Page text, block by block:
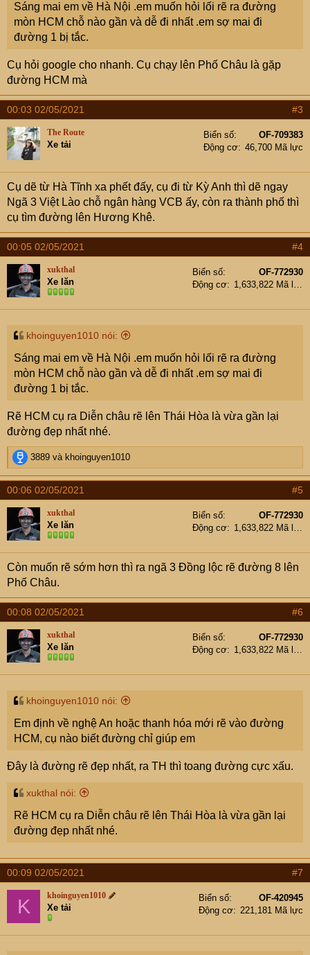
Sáng mai em về Hà Nội .em muốn hỏi lối rẽ ra đường
mòn HCM chỗ nào gần và dễ đi nhất .em sợ mai đi
đường 1 bị tắc.
Cụ hỏi google cho nhanh. Cụ chạy lên Phố Châu là gặp
đường HCM mà
00:03 02/05/2021 #3
The Route
Xe tải
Biển số
OF-709383
Động cơ
46,700 Mã lực
Cụ dẽ từ Hà Tĩnh xa phết đấy, cụ đi từ Kỳ Anh thì dẽ ngay
Ngã 3 Việt Lào chỗ ngân hàng VCB ấy, còn ra thành phố thì
cụ tìm đường lên Hương Khê.
00:05 02/05/2021 #4
xukthal
Xe lăn
Biển số
OF-772930
Động cơ
1,633,822 Mã lực
khoinguyen1010 nói:
Sáng mai em về Hà Nội .em muốn hỏi lối rẽ ra đường
mòn HCM chỗ nào gần và dễ đi nhất .em sợ mai đi
đường 1 bị tắc.
Rẽ HCM cụ ra Diễn châu rẽ lên Thái Hòa là vừa gần lại
đường đẹp nhất nhé.
R
e
a
c
t
i
o
n
s
:
3889 và khoinguyen1010
00:06 02/05/2021 #5
xukthal
Xe lăn
Biển số
OF-772930
Động cơ
1,633,822 Mã lực
Còn muốn rẽ sớm hơn thì ra ngã 3 Đồng lộc rẽ đường 8 lên
Phố Châu.
00:08 02/05/2021 #6
xukthal
Xe lăn
Biển số
OF-772930
Động cơ
1,633,822 Mã lực
khoinguyen1010 nói:
Em định về nghệ An hoặc thanh hóa mới rẽ vào đường
HCM, cụ nào biết đường chỉ giúp em
Đây là đường rẽ đẹp nhất, ra TH thì toang đường cực xấu.
xukthal nói:
Rẽ HCM cụ ra Diễn châu rẽ lên Thái Hòa là vừa gần lại
đường đẹp nhất nhé.
00:09 02/05/2021 #7
K khoinguyen1010
Xe tải
Biển số
OF-420945
Động cơ
221,181 Mã lực